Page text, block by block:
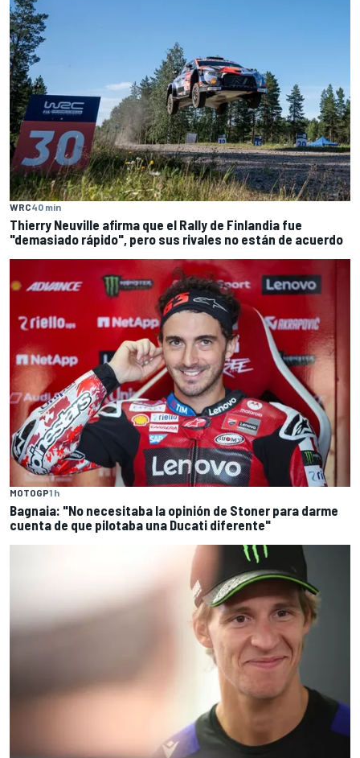
WRC40 min
Thierry Neuville afirma que el Rally de Finlandia fue
"demasiado rápido", pero sus rivales no están de acuerdo
MOTOGP1 h
Bagnaia: "No necesitaba la opinión de Stoner para darme
cuenta de que pilotaba una Ducati diferente"